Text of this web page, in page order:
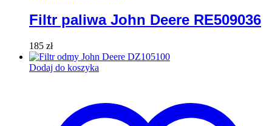
Filtr paliwa John Deere RE509036
185 zł
Dodaj do koszyka